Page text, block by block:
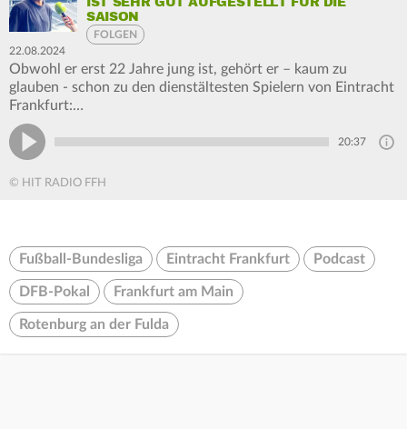
SAISON
FOLGEN
22.08.2024
Obwohl er erst 22 Jahre jung ist, gehört er – kaum zu
glauben - schon zu den dienstältesten Spielern von Eintracht
Frankfurt:…
20:37
© HIT RADIO FFH
Fußball-Bundesliga Eintracht Frankfurt Podcast
DFB-Pokal Frankfurt am Main
Rotenburg an der Fulda